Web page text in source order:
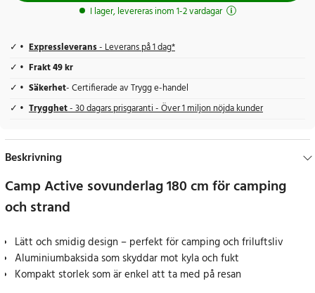
I lager, levereras inom 1-2 vardagar
Expressleverans- Leverans på 1 dag*
Frakt 49 kr
Säkerhet- Certifierade av Trygg e-handel
Trygghet- 30 dagars prisgaranti - Över 1 miljon nöjda kunder
Beskrivning
Camp Active sovunderlag 180 cm för camping
och strand
Lätt och smidig design – perfekt för camping och friluftsliv
Aluminiumbaksida som skyddar mot kyla och fukt
Kompakt storlek som är enkel att ta med på resan